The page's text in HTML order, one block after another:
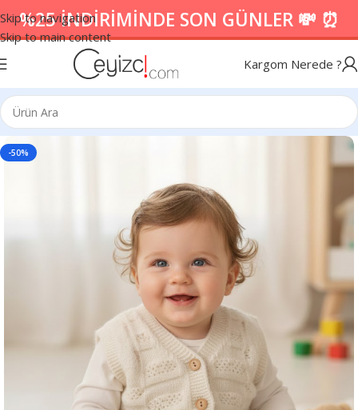
Skip to navigation
Skip to main content
%25 İNDİRİMİNDE SON GÜNLER 💸 ⏰
Kargom Nerede ?
-50%